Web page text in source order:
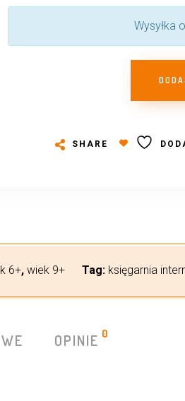
Wysyłka
SHARE
6+, wiek 9+ Tag: księgarnia
OPINIE 0